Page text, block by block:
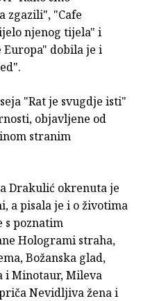
zgazili", "Cafe
njenog tijela" i
Europa" dobila je i
"Rat je svugdje isti"
objavljene od
stranim
Drakulić okrenuta je
a pisala je i o životima
s poznatim
Hologrami straha,
Božanska glad,
i Minotaur, Mileva
Nevidljiva žena i